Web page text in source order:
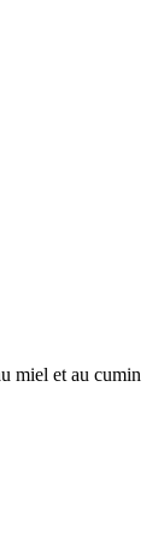
miel et au cumin